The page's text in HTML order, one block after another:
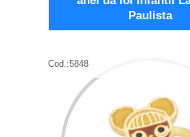
Paulista
Cod.:5848